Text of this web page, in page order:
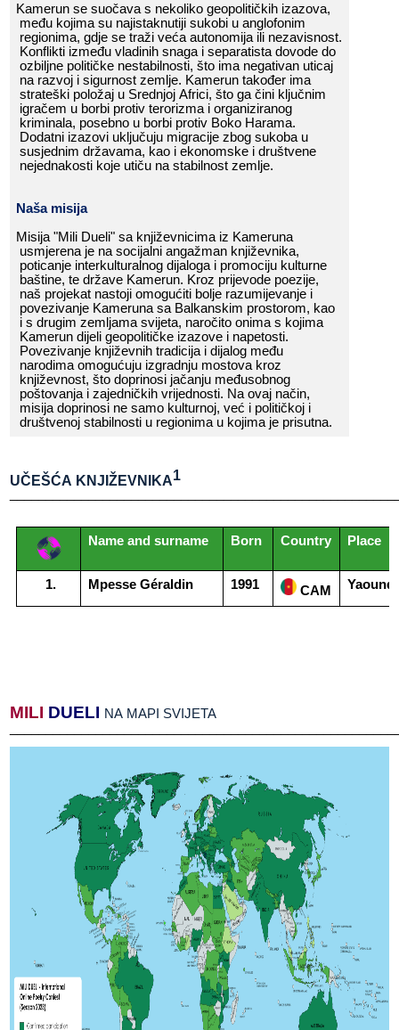
Kamerun​​ se​​ suočava​​ s​​ nekoliko​​ geopolitičkih​​ izazova,​​
među​​ kojima​​ su​​ najistaknutiji​​ sukobi​​ u​​ anglofonim​​
regionima,​​ gdje​​ se​​ traži​​ veća​​ autonomija​​ ili​​ nezavisnost.​​
Konflikti​​ između​​ vladinih​​ snaga​​ i​​ separatista​​ dovode​​ do​​
ozbiljne​​ političke​​ nestabilnosti,​​ što​​ ima​​ negativan​​ uticaj​​
na​​ razvoj​​ i​​ sigurnost​​ zemlje.​​ Kamerun​​ također​​ ima​​
strateški​​ položaj​​ u​​ Srednjoj​​ Africi,​​ što​​ ga​​ čini​​ ključnim​​
igračem​​ u​​ borbi​​ protiv​​ terorizma​​ i​​ organiziranog​​
kriminala,​​ posebno​​ u​​ borbi​​ protiv​​ Boko​​ Harama.​​
Dodatni​​ izazovi​​ uključuju​​ migracije​​ zbog​​ sukoba​​ u​​
susjednim​​ državama,​​ kao​​ i​​ ekonomske​​ i​​ društvene​​
nejednakosti​​ koje​​ utiču​​ na​​ stabilnost​​ zemlje.​​
Naša​​ misija
Misija​​ "Mili​​ Dueli"​​ sa​​ književnicima​​ iz​​ Kameruna​​
usmjerena​​ je​​ na​​ socijalni​​ angažman​​ književnika,​​
poticanje​​ interkulturalnog​​ dijaloga​​ i​​ promociju​​ kulturne​​
baštine,​​ te​​ države​​ Kamerun.​​ Kroz​​ prijevode​​ poezije,​​
naš​​ projekat ​​ nastoji​​ omogućiti​​ bolje​​ razumijevanje​​ i​​
povezivanje​​ Kameruna​​ sa​​ Balkanskim​​ prostorom,​​ kao​​
i​​ s​​ drugim​​ zemljama​​ svijeta,​​ naročito​​ onima​​ s​​ kojima​​
Kamerun​​ dijeli​​ geopolitičke​​ izazove​​ i​​ napetosti.​​
Povezivanje​​ književnih​​ tradicija​​ i​​ dijalog​​ među​​
narodima​​ omogućuju​​ izgradnju​​ mostova​​ kroz​​
književnost,​​ što​​ doprinosi​​ jačanju​​ međusobnog​​
poštovanja​​ i​​ zajedničkih​​ vrijednosti.​​ Na​​ ovaj​​ način,​​
misija​​ doprinosi​​ ne​​ samo​​ kulturnoj,​​ već​​ i​​ političkoj​​ i​​
društvenoj​​ stabilnosti​​ u​​ regionima​​ u​​ kojima​​ je​​ prisutna.
UČEŠĆA​​ KNJIŽEVNIKA1
Name​​ and​​ surname Born Country Place
Mpesse​​ Géraldin 1991 ​​ CAM
MILI DUELI NA​​ MAPI​​ SVIJETA